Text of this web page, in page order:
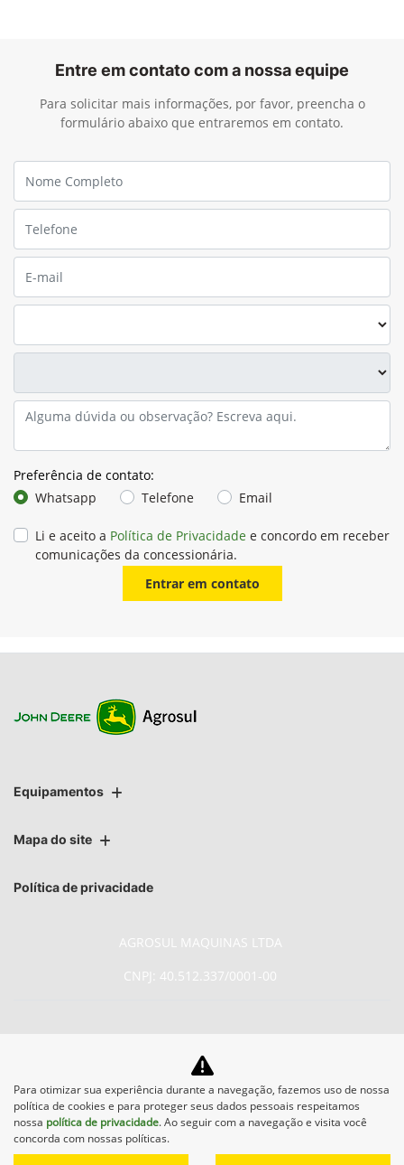
Entre em contato com a nossa equipe
Para solicitar mais informações, por favor, preencha o
formulário abaixo que entraremos em contato.
Preferência de contato:
Whatsapp
Telefone Email
Li e aceito a Política de Privacidade e concordo em receber
comunicações da concessionária.
Entrar em contato
Equipamentos
Mapa do site
Política de privacidade
AGROSUL MAQUINAS LTDA
CNPJ: 40.512.337/0001-00
No trânsito, enxergar o outro
salva vidas.
Para otimizar sua experiência durante a navegação, fazemos uso de nossa
política de cookies e para proteger seus dados pessoais respeitamos
nossa política de privacidade. Ao seguir com a navegação e visita você
concorda com nossas políticas.